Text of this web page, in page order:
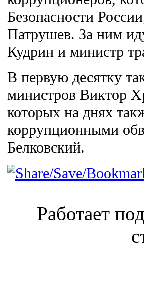
Безопасности
Патрушев. За ним
Кудрин и министр
В первую десятку
министров Виктор
которых на днях
коррупционными
Белковский.
Работает